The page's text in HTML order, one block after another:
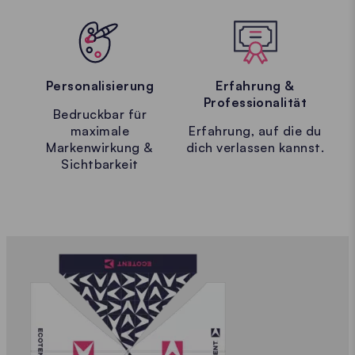
Personalisierung
Bedruckbar für
maximale
Markenwirkung &
Sichtbarkeit
Erfahrung &
Professionalität
Erfahrung, auf die du
dich verlassen kannst.